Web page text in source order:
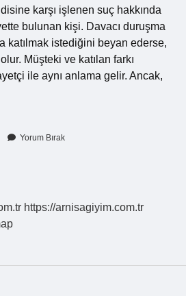
karşı işlenen suç hakkında
bulunan kişi. Davacı duruşma
katılmak istediğini beyan ederse,
Müşteki ve katılan farkı
ile aynı anlama gelir. Ancak,
Yorum Bırak
https://arnisagiyim.com.tr